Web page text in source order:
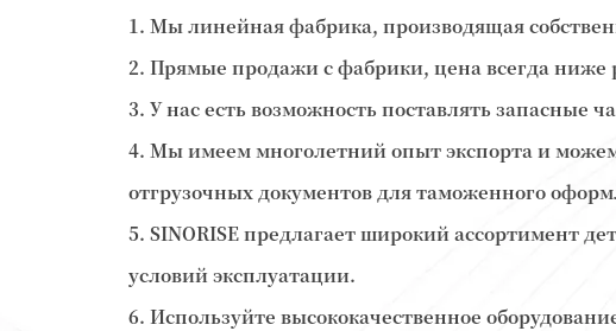
1. Мы линейная фабрика, производящая
2. Прямые продажи с фабрики, цена всегда ниже
3. У нас есть возможность поставлять запасные
4. Мы имеем многолетний опыт экспорта и
отгрузочных документов для таможенного
5. SINORISE предлагает широкий ассортимент
условий эксплуатации.
6. Используйте высококачественное